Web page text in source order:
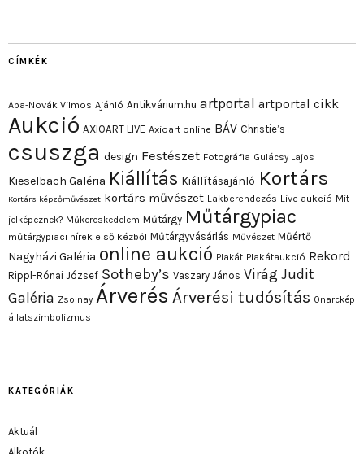
CÍMKÉK
Aba-Novák Vilmos Ajánló Antikvárium.hu artportal artportal cikk
Aukció AXIOART LIVE Axioart online BÁV Christie’s
csuszga design Festészet Fotográfia Gulácsy Lajos
Kieselbach Galéria Kiállítás Kiállításajánló Kortárs
Kortárs képzőművészet kortárs művészet Lakberendezés Live aukció Mit
jelképeznek? Műkereskedelem Műtárgy Műtárgypiac
műtárgypiaci hírek első kézből Műtárgyvásárlás Művészet Műértő
Nagyházi Galéria online aukció Plakát Plakátaukció Rekord
Rippl-Rónai József Sotheby’s Vaszary János Virág Judit
Galéria Zsolnay Árverés Árverési tudósítás Önarckép
állatszimbolizmus
KATEGÓRIÁK
Aktuál